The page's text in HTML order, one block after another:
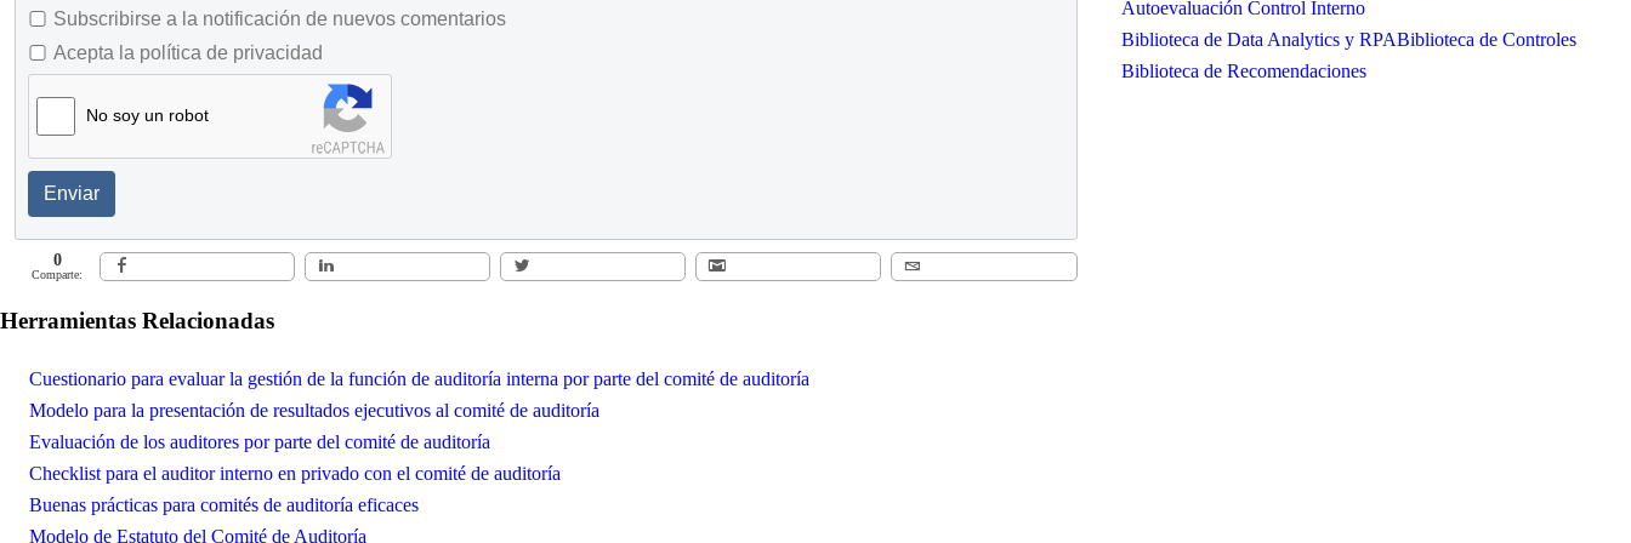
Subscribirse a la notificación de nuevos comentarios
Acepta la política de privacidad
No soy un robot
Enviar
0
Comparte:
Herramientas Relacionadas
Cuestionario para evaluar la gestión de la función de auditoría interna por parte del comité de auditoría
Modelo para la presentación de resultados ejecutivos al comité de auditoría
Evaluación de los auditores por parte del comité de auditoría
Checklist para el auditor interno en privado con el comité de auditoría
Buenas prácticas para comités de auditoría eficaces
Modelo de Estatuto del Comité de Auditoría
Autoevaluación Control Interno
Biblioteca de Data Analytics y RPABiblioteca de Controles
Biblioteca de Recomendaciones